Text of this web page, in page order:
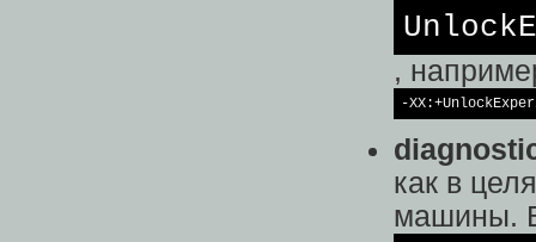
,
-
как в
машины.